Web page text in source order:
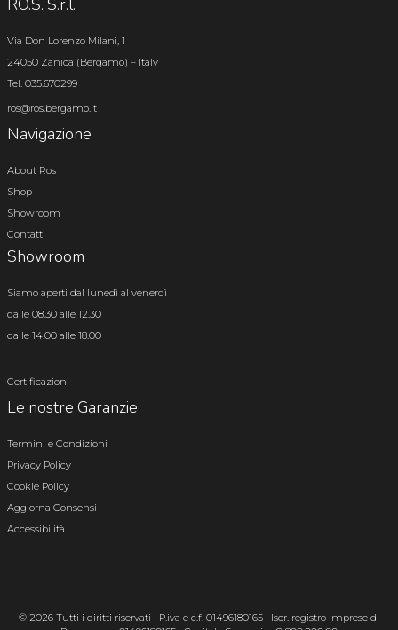
RO.S. S.r.l.
Via Don Lorenzo Milani, 1
24050 Zanica (Bergamo) – Italy
Tel. 035.670299
ros@ros.bergamo.it
Navigazione
About Ros
Shop
Showroom
Contatti
Showroom
Siamo aperti dal lunedì al venerdì
dalle 08.30 alle 12.30
dalle 14.00 alle 18.00
Certificazioni
Le nostre Garanzie
Termini e Condizioni
Privacy Policy
Cookie Policy
Aggiorna Consensi
Accessibilità
© 2026 Tutti i diritti riservati · P.iva e c.f. 01496180165 · Iscr. registro imprese di